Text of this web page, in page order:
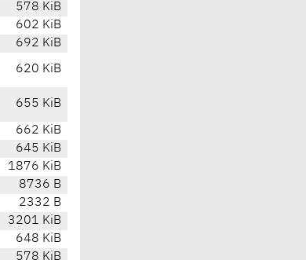
578 KiB
602 KiB
692 KiB
620 KiB
655 KiB
662 KiB
645 KiB
1876 KiB
8736 B
2332 B
3201 KiB
648 KiB
578 KiB